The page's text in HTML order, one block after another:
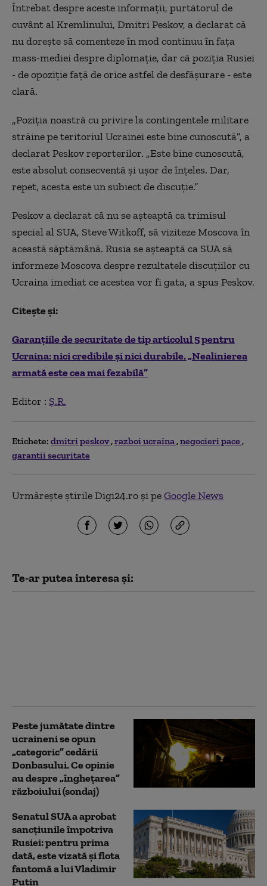
Întrebat despre aceste informații, purtătorul de
cuvânt al Kremlinului, Dmitri Peskov, a declarat că
nu dorește să comenteze în mod continuu în fața
mass-mediei despre diplomație, dar că poziția Rusiei
- de opoziție față de orice astfel de desfășurare - este
clară.
„Poziția noastră cu privire la contingentele militare
străine pe teritoriul Ucrainei este bine cunoscută”, a
declarat Peskov reporterilor. „Este bine cunoscută,
este absolut consecventă și ușor de înțeles. Dar,
repet, acesta este un subiect de discuție.”
Peskov a declarat că nu se așteaptă ca trimisul
special al SUA, Steve Witkoff, să viziteze Moscova în
această săptămână. Rusia se așteaptă ca SUA să
informeze Moscova despre rezultatele discuțiilor cu
Ucraina imediat ce acestea vor fi gata, a spus Peskov.
Citește și:
Garanțiile de securitate de tip articolul 5 pentru
Ucraina: nici credibile și nici durabile. „Nealinierea
armată este cea mai fezabilă”
Editor : Ș.R.
Etichete: dmitri peskov razboi ucraina negocieri pace
garantii securitate
Urmărește știrile Digi24.ro și peGoogle News
Te-ar putea interesa și:
Peste jumătate dintre
ucraineni se opun
„categoric” cedării
Donbasului. Ce opinie
au despre „înghețarea”
războiului (sondaj)
Senatul SUA a aprobat
sancțiunile împotriva
Rusiei: pentru prima
dată, este vizată și flota
fantomă a lui Vladimir
Putin